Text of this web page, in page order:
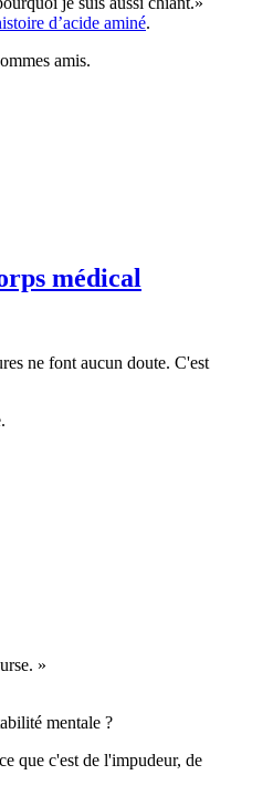
d’acide aminé.
amis.
médical
ne font aucun doute. C'est
mentale ?
que c'est de l'impudeur, de